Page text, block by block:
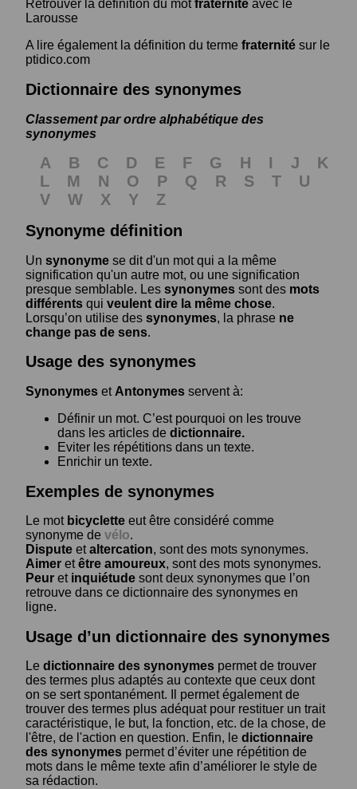
Retrouver la définition du motfraternité avec le
Larousse
A lire également la définition du terme fraternité sur le
ptidico.com
Dictionnaire des synonymes
Classement par ordre alphabétique des
synonymes
A B C D E F G H I J
K
L
M N O P Q R S T
U
V
W X Y
Z
Synonyme définition
Un synonyme se dit d'un mot qui a la même
signification qu'un autre mot, ou une signification
presque semblable. Les synonymes sont des mots
différents qui veulent dire la même chose.
Lorsqu’on utilise des synonymes, la phrase ne
change pas de sens.
Usage des synonymes
Synonymes et Antonymes servent à:
Définir un mot. C’est pourquoi on les trouve
dans les articles de dictionnaire.
Eviter les répétitions dans un texte.
Enrichir un texte.
Exemples de synonymes
Le mot bicyclette eut être considéré comme
synonyme de vélo.
Dispute etaltercation, sont des mots synonymes.
Aimer etêtre amoureux, sont des mots synonymes.
Peur et inquiétude sont deux synonymes que l’on
retrouve dans ce dictionnaire des synonymes en
ligne.
Usage d’un dictionnaire des synonymes
Le dictionnaire des synonymes permet de trouver
des termes plus adaptés au contexte que ceux dont
on se sert spontanément. Il permet également de
trouver des termes plus adéquat pour restituer un trait
caractéristique, le but, la fonction, etc. de la chose, de
l'être, de l'action en question. Enfin, le dictionnaire
des synonymes permet d’éviter une répétition de
mots dans le même texte afin d’améliorer le style de
sa rédaction.